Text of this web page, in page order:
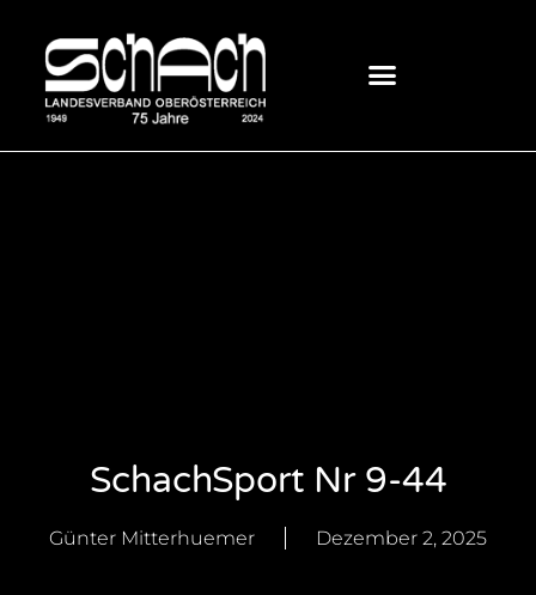
SchachSport Nr 9-44
Günter Mitterhuemer Dezember 2, 2025